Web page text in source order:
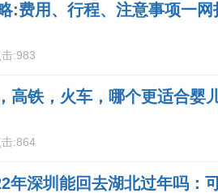
:费用、行程、注意事项一网
击:983
高铁，火车，哪个更适合婴
击:864
年深圳能回去湖北过年吗：